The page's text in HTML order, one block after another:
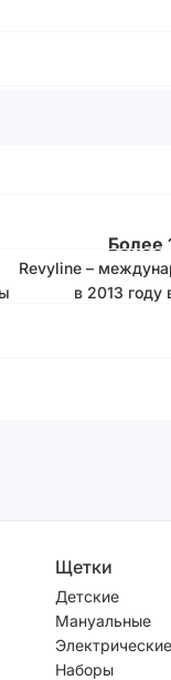
Более
Revyline –
в 2013 году
Щетки
Детские
Мануальные
Электрические
Наборы